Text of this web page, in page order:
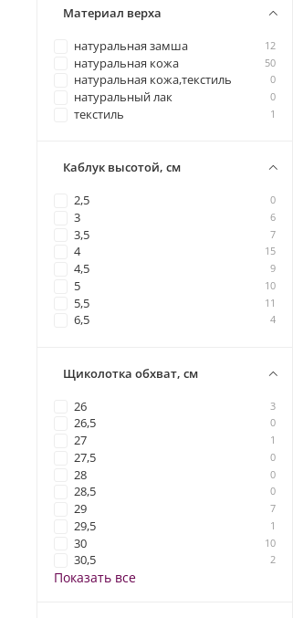
Материал верха
натуральная замша 12
натуральная кожа 50
натуральная кожа,текстиль 0
натуральный лак 0
текстиль 1
Каблук высотой, см
2,5 0
3 6
3,5 7
4 15
4,5 9
5 10
5,5 11
6,5 4
Щиколотка обхват, см
26 3
26,5 0
27 1
27,5 0
28 0
28,5 0
29 7
29,5 1
30 10
30,5 2
Показать все